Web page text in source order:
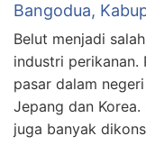
Bangodua,
Belut menjadi
industri perikanan.
pasar dalam
Jepang dan
juga banyak